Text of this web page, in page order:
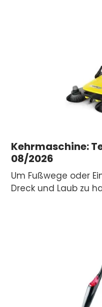
Kehrmaschine:
08/2026
Um Fußwege oder
Dreck und Laub zu